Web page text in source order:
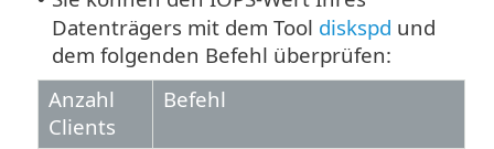
Datenträgers mit dem Tool diskspd und
dem folgenden Befehl überprüfen:
Anzahl
Clients
Befehl